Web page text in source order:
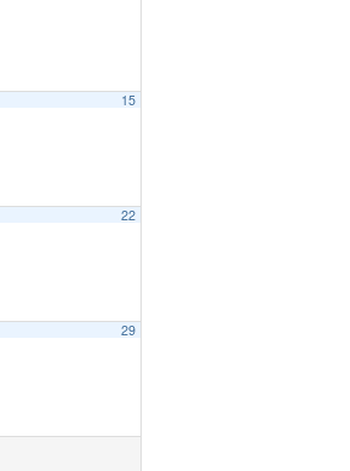
15
22
29